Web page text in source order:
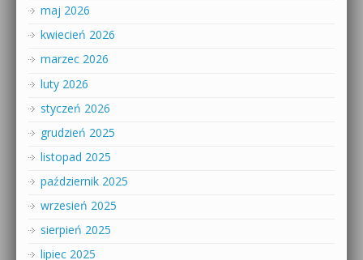
maj 2026
kwiecień 2026
marzec 2026
luty 2026
styczeń 2026
grudzień 2025
listopad 2025
październik 2025
wrzesień 2025
sierpień 2025
lipiec 2025